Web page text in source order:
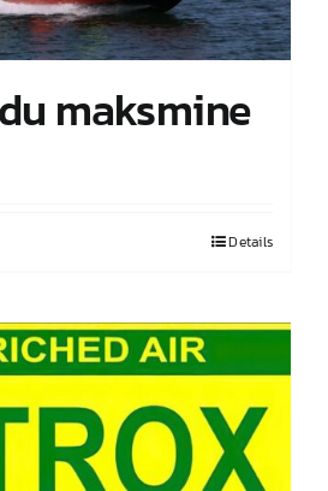
maksmine
Details